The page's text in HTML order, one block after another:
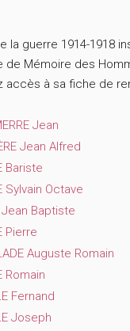
guerre 1914-1918
de Mémoire des
accès à sa fiche de
Jean
Jean Alfred
Bariste
Sylvain Octave
Jean Baptiste
Pierre
Auguste Romain
Romain
Fernand
Joseph